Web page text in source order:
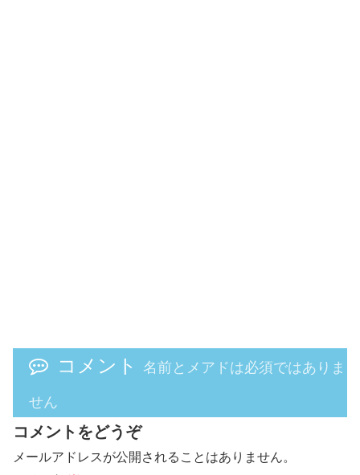
コメント 名前とメアドは必須ではありま
せん
コメントをどうぞ
メールアドレスが公開されることはありません。